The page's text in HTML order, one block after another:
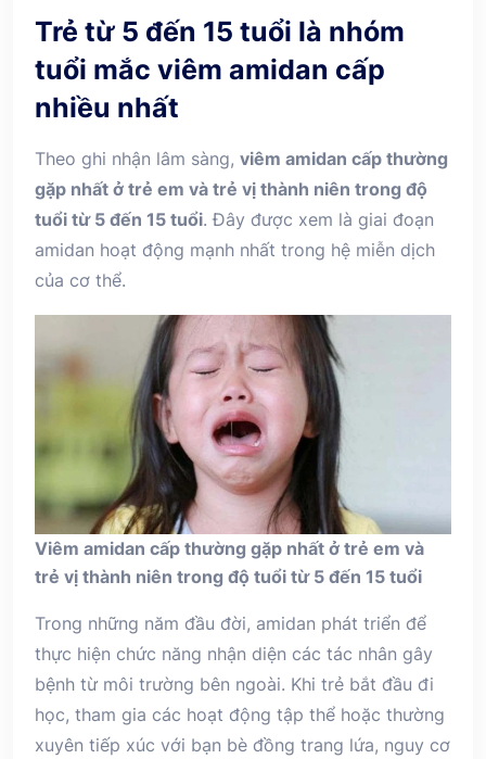
Trẻ từ 5 đến 15 tuổi là nhóm
tuổi mắc viêm amidan cấp
nhiều nhất
Theo ghi nhận lâm sàng, viêm amidan cấp thường
gặp nhất ở trẻ em và trẻ vị thành niên trong độ
tuổi từ 5 đến 15 tuổi. Đây được xem là giai đoạn
amidan hoạt động mạnh nhất trong hệ miễn dịch
của cơ thể.
Viêm amidan cấp thường gặp nhất ở trẻ em và
trẻ vị thành niên trong độ tuổi từ 5 đến 15 tuổi
Trong những năm đầu đời, amidan phát triển để
thực hiện chức năng nhận diện các tác nhân gây
bệnh từ môi trường bên ngoài. Khi trẻ bắt đầu đi
học, tham gia các hoạt động tập thể hoặc thường
xuyên tiếp xúc với bạn bè đồng trang lứa, nguy cơ